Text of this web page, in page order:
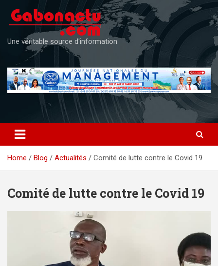
content
Une véritable source d'information
Home Blog Actualités Comité de lutte contre le Covid 19
Comité de lutte contre le Covid 19